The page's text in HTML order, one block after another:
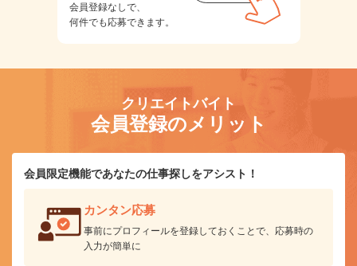
会員登録なしで、
何件でも応募できます。
クリエイトバイト
会員登録のメリット
会員限定機能であなたの仕事探しをアシスト！
カンタン応募
事前にプロフィールを登録しておくことで、応募時の
入力が簡単に